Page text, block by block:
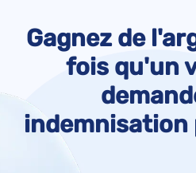
Gagnez de
fois qu'un
indemnisation